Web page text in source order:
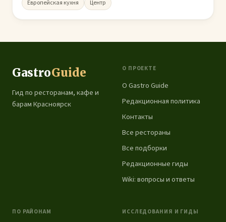
Европейская кухня Центр
GastroGuide
Гид по ресторанам, кафе и
барам Красноярск
О ПРОЕКТЕ
О Gastro Guide
Редакционная политика
Контакты
Все рестораны
Все подборки
Редакционные гиды
Wiki: вопросы и ответы
ПО РАЙОНАМ ИССЛЕДОВАНИЯ И ГИДЫ